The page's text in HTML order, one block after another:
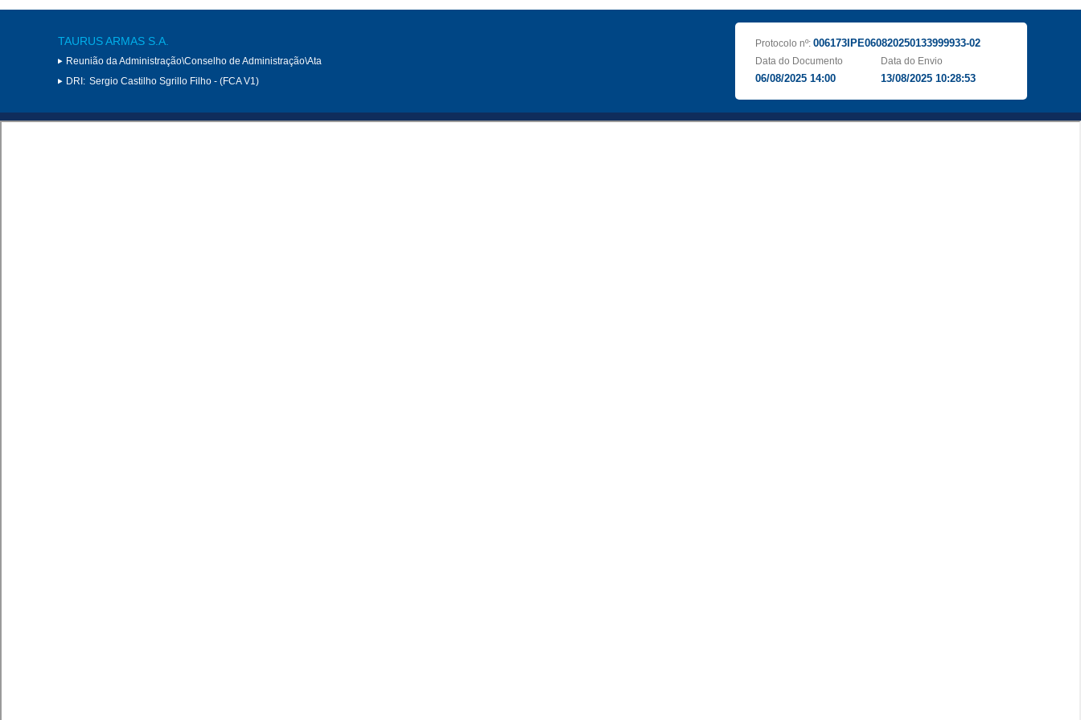
TAURUS ARMAS S.A.
Reunião da Administração\Conselho de Administração\Ata
DRI: Sergio Castilho Sgrillo Filho - (FCA V1)
Protocolo nº: 006173IPE060820250133999933-02
Data do Documento
06/08/2025 14:00
Data do Envio
13/08/2025 10:28:53